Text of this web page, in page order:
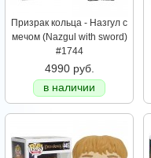
Призрак кольца - Назгул с
мечом (Nazgul with sword)
#1744
4990 руб.
в наличии